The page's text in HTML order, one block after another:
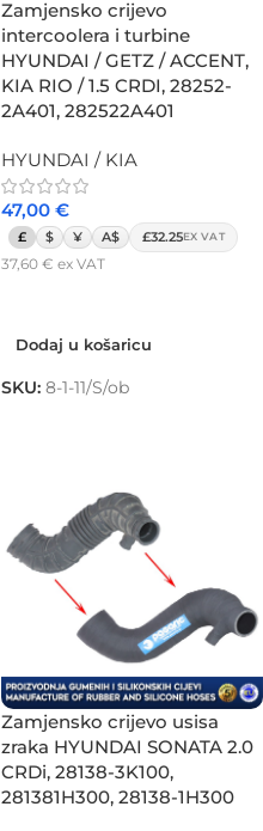
Zamjensko crijevo
intercoolera i turbine
HYUNDAI / GETZ / ACCENT,
KIA RIO / 1.5 CRDI, 28252-
2A401, 282522A401
HYUNDAI / KIA
47,00 €
£ $ ¥ A$ £32.25EX VAT
37,60 € ex VAT
Dodaj u košaricu
SKU: 8-1-11/S/ob
Zamjensko crijevo usisa
zraka HYUNDAI SONATA 2.0
CRDi, 28138-3K100,
281381H300, 28138-1H300